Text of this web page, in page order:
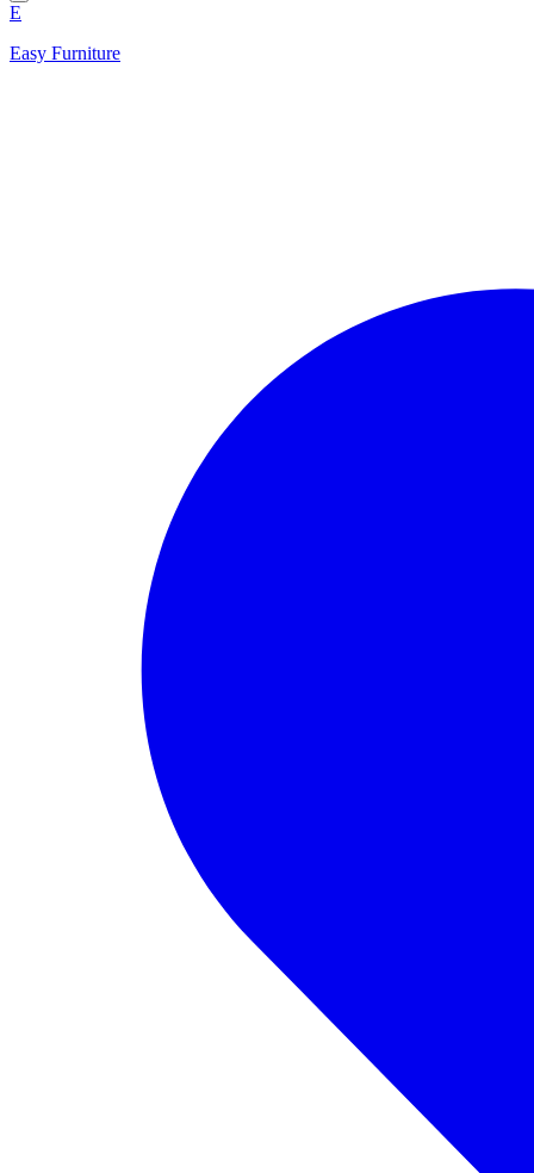
E
Easy Furniture